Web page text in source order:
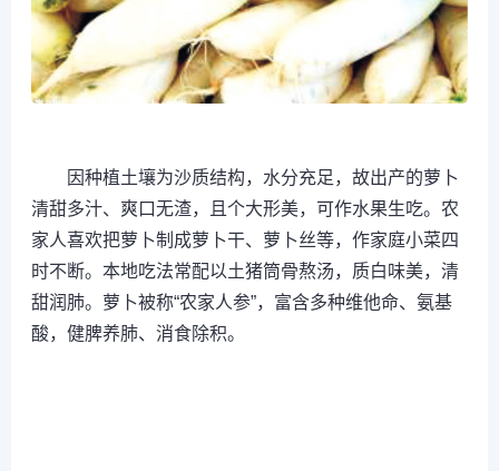
因种植土壤为沙质结构，水分充足，故出产的萝卜
清甜多汁、爽口无渣，且个大形美，可作水果生吃。农
家人喜欢把萝卜制成萝卜干、萝卜丝等，作家庭小菜四
时不断。本地吃法常配以土猪筒骨熬汤，质白味美，清
甜润肺。萝卜被称“农家人参”，富含多种维他命、氨基
酸，健脾养肺、消食除积。